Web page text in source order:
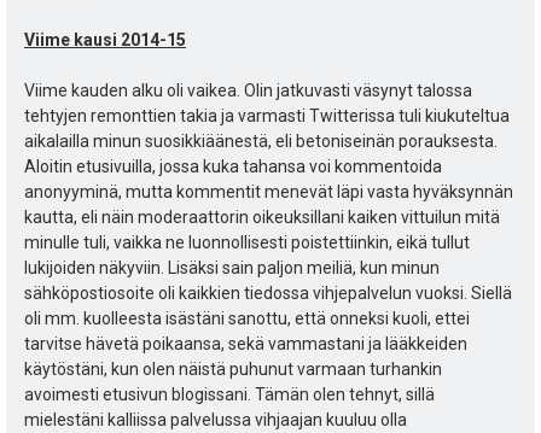
Viime kausi 2014-15
Viime kauden alku oli vaikea. Olin jatkuvasti väsynyt talossa
tehtyjen remonttien takia ja varmasti Twitterissa tuli kiukuteltua
aikalailla minun suosikkiäänestä, eli betoniseinän porauksesta.
Aloitin etusivuilla, jossa kuka tahansa voi kommentoida
anonyyminä, mutta kommentit menevät läpi vasta hyväksynnän
kautta, eli näin moderaattorin oikeuksillani kaiken vittuilun mitä
minulle tuli, vaikka ne luonnollisesti poistettiinkin, eikä tullut
lukijoiden näkyviin. Lisäksi sain paljon meiliä, kun minun
sähköpostiosoite oli kaikkien tiedossa vihjepalvelun vuoksi. Siellä
oli mm. kuolleesta isästäni sanottu, että onneksi kuoli, ettei
tarvitse hävetä poikaansa, sekä vammastani ja lääkkeiden
käytöstäni, kun olen näistä puhunut varmaan turhankin
avoimesti etusivun blogissani. Tämän olen tehnyt, sillä
mielestäni kalliissa palvelussa vihjaajan kuuluu olla